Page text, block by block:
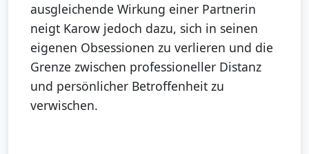
ausgleichende Wirkung einer Partnerin
neigt Karow jedoch dazu, sich in seinen
eigenen Obsessionen zu verlieren und die
Grenze zwischen professioneller Distanz
und persönlicher Betroffenheit zu
verwischen.